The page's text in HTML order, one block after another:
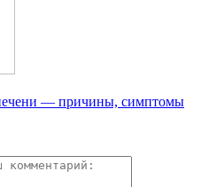
печени — причины, симптомы